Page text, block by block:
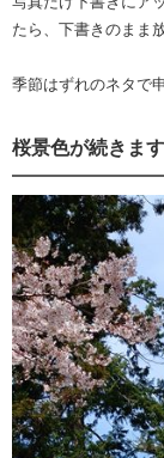
たら、下書きのまま
季節はずれのネタで
桜景色が続きます